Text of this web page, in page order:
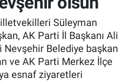
Süleyman
AK Parti İl Başkanı Ali
Nevşehir Belediye başkan
ve AK Parti Merkez İlçe
esnaf ziyaretleri
ve Fikstür